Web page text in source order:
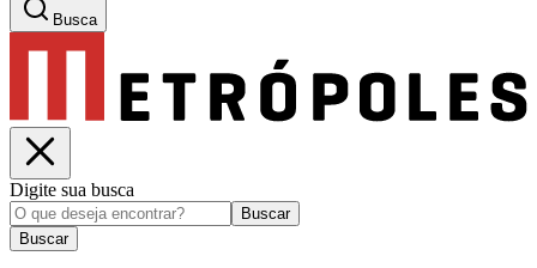
Busca
Digite sua busca
Buscar
Buscar